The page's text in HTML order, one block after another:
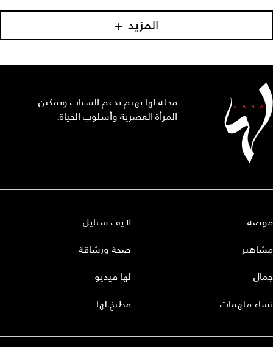
المزيد
مجلة لها تهتم بدعم الشباب وتمكين
المرأة العصرية وأسلوب الحياة.
موضة
مشاهير
جمال
نساء ملهمات
لايف ستايل
صحة ورشاقة
لها فيديو
مطبخ لها